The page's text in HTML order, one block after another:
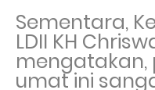
Sementara,
LDII KH
umat ini